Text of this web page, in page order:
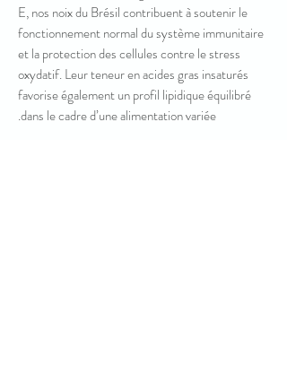
E, nos noix du Brésil contribuent à soutenir le
fonctionnement normal du système immunitaire
et la protection des cellules contre le stress
oxydatif. Leur teneur en acides gras insaturés
favorise également un profil lipidique équilibré
dans le cadre d’une alimentation variée.